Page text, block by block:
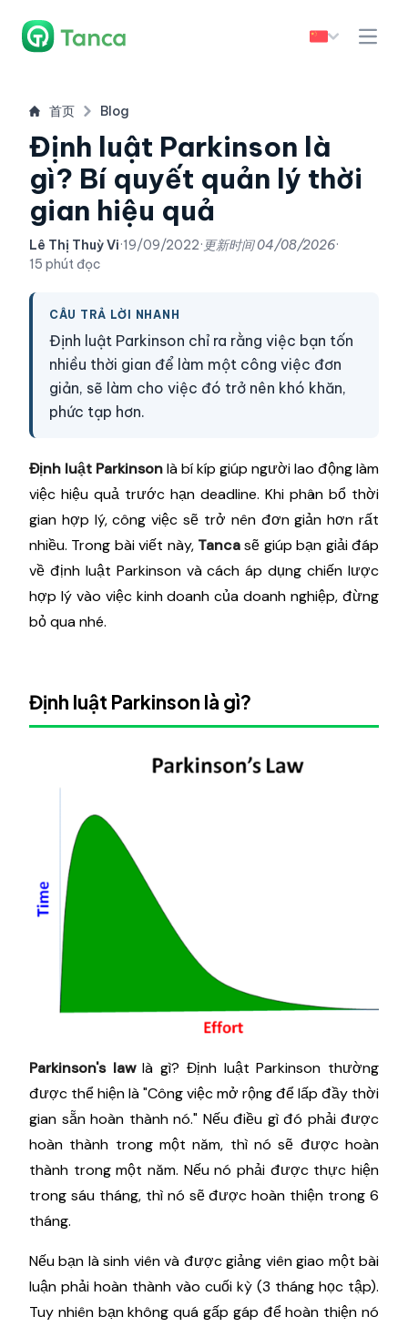
首页 Blog
Định luật Parkinson là
gì? Bí quyết quản lý thời
gian hiệu quả
Lê Thị Thuỳ Vi·19/09/2022· 更新时间04/08/2026·
15 phút đọc
CÂU TRẢ LỜI NHANH
Định luật Parkinson chỉ ra rằng việc bạn tốn
nhiều thời gian để làm một công việc đơn
giản, sẽ làm cho việc đó trở nên khó khăn,
phức tạp hơn.
Định luật Parkinsonlà bí kíp giúp người lao động làm
việc hiệu quả trước hạn deadline. Khi phân bổ thời
gian hợp lý, công việc sẽ trở nên đơn giản hơn rất
nhiều. Trong bài viết này, Tanca sẽ giúp bạn giải đáp
về định luật Parkinson và cách áp dụng chiến lược
hợp lý vào việc kinh doanh của doanh nghiệp, đừng
bỏ qua nhé.
Định luật Parkinson là gì?
Parkinson's lawlà gì? Định luật Parkinson thường
được thể hiện là "Công việc mở rộng để lấp đầy thời
gian sẵn hoàn thành nó." Nếu điều gì đó phải được
hoàn thành trong một năm, thì nó sẽ được hoàn
thành trong một năm. Nếu nó phải được thực hiện
trong sáu tháng, thì nó sẽ được hoàn thiện trong 6
tháng.
Nếu bạn là sinh viên và được giảng viên giao một bài
luận phải hoàn thành vào cuối kỳ (3 tháng học tập).
Tuy nhiên bạn không quá gấp gáp để hoàn thiện nó